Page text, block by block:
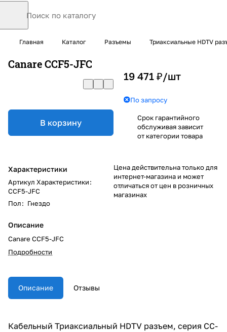
Главная Каталог Разъемы Триаксиальные HDTV
Canare CCF5-JFC
В корзину
Характеристики
Артикул Характеристики:
CCF5-JFC
Пол: Гнездо
Описание
Canare CCF5-JFC
Подробности
19 471 ₽/шт
По запросу
Срок гарантийного
обслуживая зависит
от категории товара
Цена действительна только для
интернет-магазина и может
отличаться от цен в розничных
магазинах
Описание Отзывы
Кабельный Триаксиальный HDTV разъем, серия CC-